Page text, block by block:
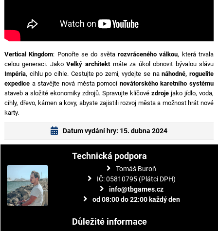
Vertical Kingdom: Ponořte se do světarozvráceného válkou, která trvala
celou generaci. JakoVelký architekt máte za úkol obnovit bývalou slávu
Impéria, cihlu po cihle. Cestujte po zemi, vydejte se nanáhodné, roguelite
expedicea stavějte nová města pomocí novátorského karetního systému
staveb a složité ekonomiky zdrojů. Spravujte klíčovézdroje jako jídlo, voda,
cihly, dřevo, kámen a kovy, abyste zajistili rozvoj města a možnost hrát nové
karty.
Datum vydání hry: 15. dubna 2024
Technická podpora
Tomáš Buroň
IČ: 05810795 (Plátci DPH)
info@tbgames.cz
od 08:00 do 22:00 každý den
Důležité informace